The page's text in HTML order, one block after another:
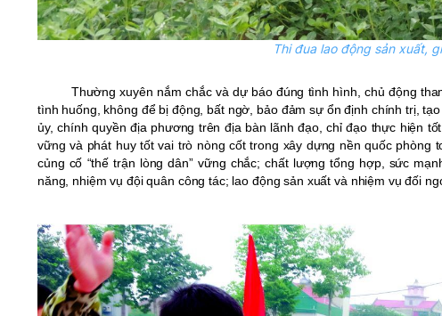
Thi đua lao động sản xuất,
Thường xuyên nắm chắc và dự báo đúng tình hình, chủ động
tình huống, không để bị động, bất ngờ, bảo đảm sự ổn định chính trị,
ủy, chính quyền địa phương trên địa bàn lãnh đạo, chỉ đạo thực hiện
vững và phát huy tốt vai trò nòng cốt trong xây dựng nền quốc phòng
củng cố “thế trận lòng dân” vững chắc;chất lượng tổng hợp, sức
năng, nhiệm vụ đội quân công tác; lao động sản xuất và nhiệm vụ đối